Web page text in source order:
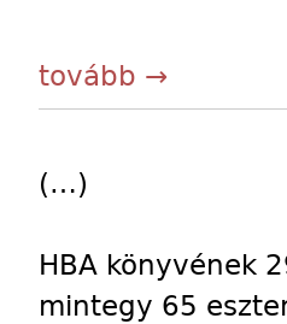
tovább →
(…)
HBA könyvének
mintegy 65